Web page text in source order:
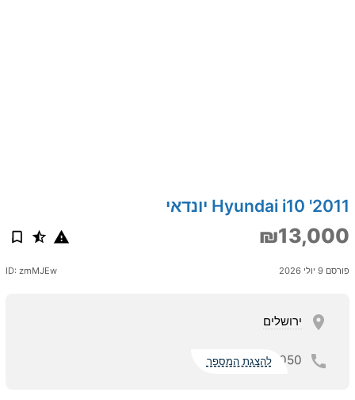
2011' Hyundai i10 יונדאי
₪13,000
פורסם 9 יולי 2026 ID: zmMJEw
ירושלים
050 להצגת המספר